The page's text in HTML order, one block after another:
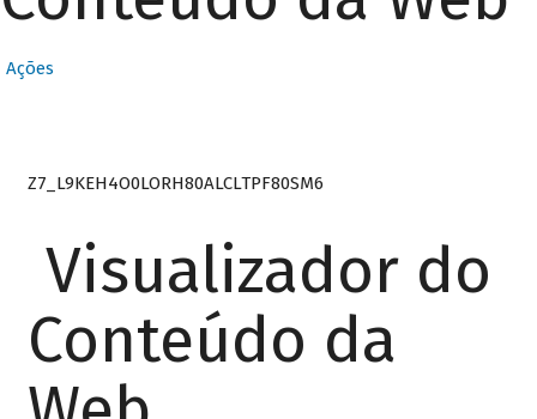
Ações
Z7_L9KEH4O0LORH80ALCLTPF80SM6
Visualizador do
Conteúdo da